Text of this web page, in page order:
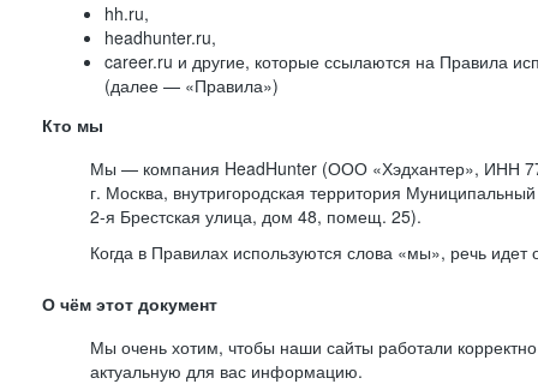
hh.ru,
headhunter.ru,
career.ru и другие, которые ссылаются на Правила
(далее — «Правила»)
Кто мы
Мы — компания HeadHunter (ООО «Хэдхантер», ИНН
г. Москва, внутригородская территория Муниципальный
2-я Брестская улица, дом 48, помещ. 25).
Когда в Правилах используются слова «мы», речь
О чём этот документ
Мы очень хотим, чтобы наши сайты работали
актуальную для вас информацию.